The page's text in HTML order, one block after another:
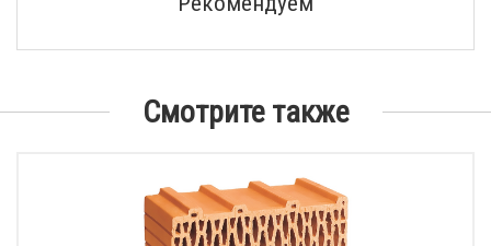
Смотрите также